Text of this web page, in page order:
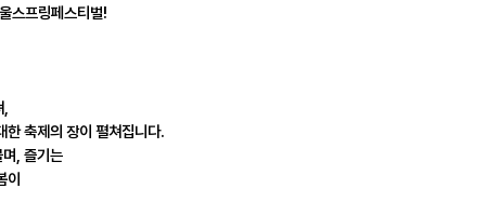
스프링페스티벌!
한 축제의 장이 펼쳐집니다.
, 즐기는
이